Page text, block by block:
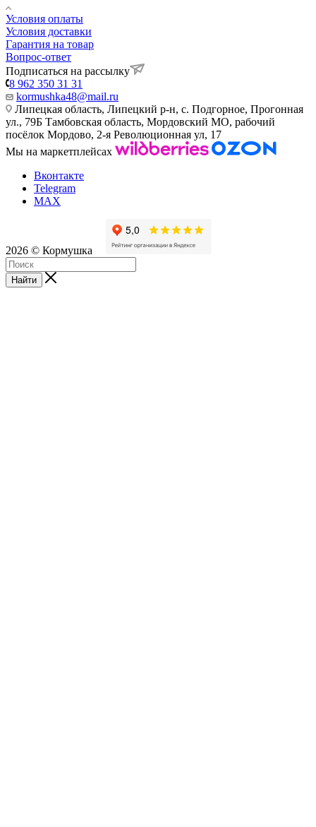
Условия оплаты
Условия доставки
Гарантия на товар
Вопрос-ответ
Подписаться на рассылку
8 962 350 31 31
kormushka48@mail.ru
Липецкая область, Липецкий р-н, с. Подгорное, Прогонная
ул., 79Б Тамбовская область, Мордовский МО, рабочий
посёлок Мордово, 2-я Революционная ул, 17
Мы на маркетплейсах
Вконтакте
Telegram
MAX
2026 © Кормушка
Найти